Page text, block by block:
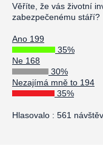
Věříte, že vás životní
zabezpečenému stáří?
Ano 199
35%
Ne 168
30%
Nezajímá mně to 194
35%
Hlasovalo : 561